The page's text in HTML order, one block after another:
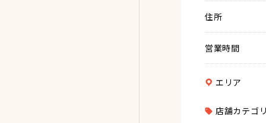
住所
営業時間
エリア
店舗カテゴ